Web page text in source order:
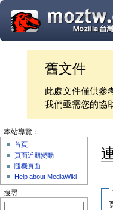
舊文件
此處文件僅供參
我們亟需您的協
←
本站導覽：
首頁
頁面近期變動
隨機頁面
Help about MediaWiki
搜尋